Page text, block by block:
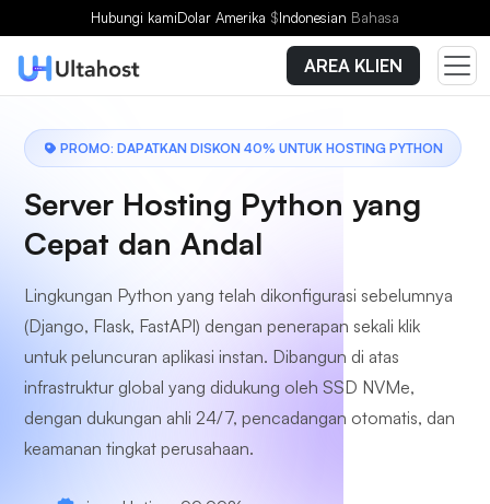
Hubungi kamiDolar Amerika $Indonesian Bahasa
AREA KLIEN
PROMO: DAPATKAN DISKON 40% UNTUK HOSTING PYTHON
Server Hosting Python yang
Cepat dan Andal
Lingkungan Python yang telah dikonfigurasi sebelumnya
(Django, Flask, FastAPI) dengan penerapan sekali klik
untuk peluncuran aplikasi instan. Dibangun di atas
infrastruktur global yang didukung oleh SSD NVMe,
dengan dukungan ahli 24/7, pencadangan otomatis, dan
keamanan tingkat perusahaan.